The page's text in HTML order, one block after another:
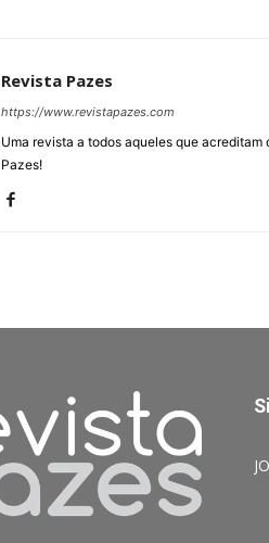
Revista Pazes
https://www.revistapazes.com
Uma revista a todos aqueles que
Pazes!